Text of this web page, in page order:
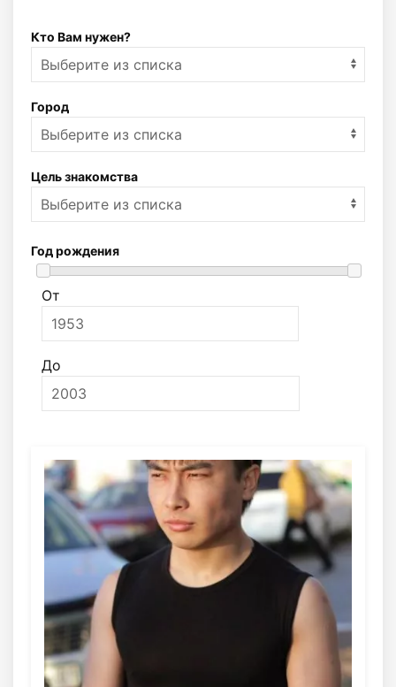
Кто Вам нужен?
Город
Цель знакомства
Год рождения
От
До